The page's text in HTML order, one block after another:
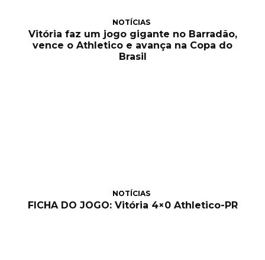
NOTÍCIAS
Vitória faz um jogo gigante no Barradão,
vence o Athletico e avança na Copa do
Brasil
NOTÍCIAS
FICHA DO JOGO: Vitória 4×0 Athletico-PR